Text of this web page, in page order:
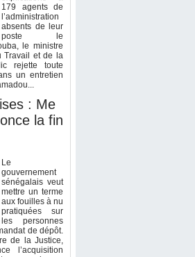
179 agents de
l’administration
absents de leur
poste le
le ministre
Travail et de la
rejette toute
un entretien
: Me
la fin
Le
gouvernement
sénégalais veut
mettre un terme
aux fouilles à nu
pratiquées sur
les personnes
de dépôt.
de la Justice,
l’acquisition